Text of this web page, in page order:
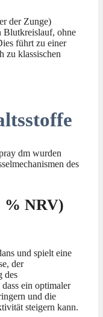
der Zunge)
Blutkreislauf, ohne
führt zu einer
zu klassischen
dm wurden
des
% NRV)
und spielt eine
der
des
ein optimaler
und die
steigern kann.